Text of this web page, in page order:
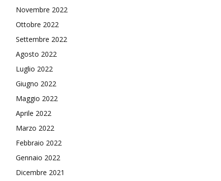
Novembre 2022
Ottobre 2022
Settembre 2022
Agosto 2022
Luglio 2022
Giugno 2022
Maggio 2022
Aprile 2022
Marzo 2022
Febbraio 2022
Gennaio 2022
Dicembre 2021